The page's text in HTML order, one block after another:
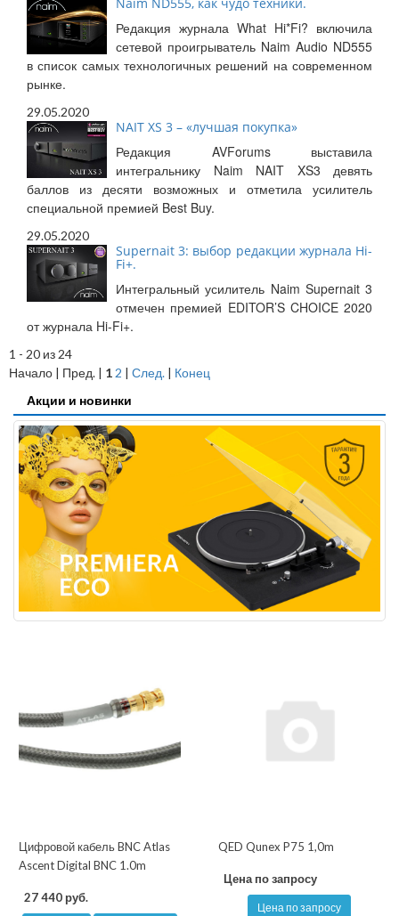
Редакция журнала What Hi*Fi? включила
сетевой проигрыватель Naim Audio ND555
в список самых технологичных решений на современном
рынке.
29.05.2020
NAIT XS 3 – «лучшая покупка»
Редакция AVForums выставила
интегральнику Naim NAIT XS3 девять
баллов из десяти возможных и отметила усилитель
специальной премией Best Buy.
29.05.2020
Supernait 3: выбор редакции журнала Hi-
Fi+.
Интегральный усилитель Naim Supernait 3
отмечен премией EDITOR’S CHOICE 2020
от журнала Hi-Fi+.
1 - 20 из 24
Начало | Пред. | 1 2 | След. | Конец
Акции и новинки
Цифровой кабель BNC Atlas
Ascent Digital BNC 1.0m
27 440 руб.
QED Qunex P75 1,0m
Цена по запросу
Цена по запросу